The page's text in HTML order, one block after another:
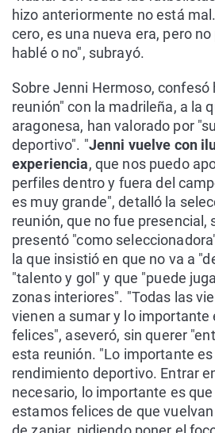
hizo anteriormente no está
cero, es una nueva era, pero
hablé o no", subrayó.
Sobre Jenni Hermoso, confesó
reunión" con la madrileña, a la
aragonesa, han valorado por
deportivo". "Jenni vuelve con
experiencia, que nos puedo
perfiles dentro y fuera del
es muy grande", detalló la
reunión, que no fue presencial,
presentó "como
la que insistió en que no va a
"talento y gol" y que "puede
zonas interiores". "Todas las
vienen a sumar y lo importante
felices", aseveró, sin querer
esta reunión. "Lo importante es
rendimiento deportivo. Entrar
necesario, lo importante es
estamos felices de que